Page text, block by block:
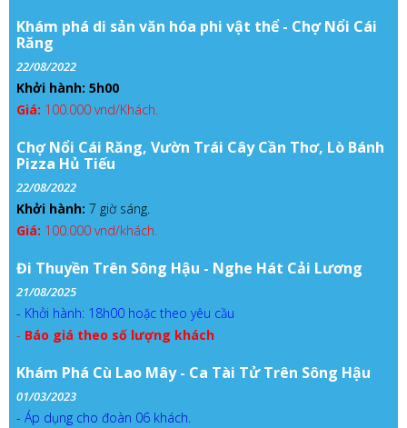
Khám phá di sản văn hóa phi vật thể - Chợ Nổi Cái
Răng
22/08/2022
Khởi hành: 5h00
Giá: 100.000 vnd/Khách.
Chợ Nổi Cái Răng, Vườn Trái Cây Cần Thơ, Lò Bánh
Pizza Hủ Tiếu
22/08/2022
Khởi hành: 7 giờ sáng.
Giá: 100.000 vnd/khách.
Đi Thuyền Trên Sông Hậu - Nghe Hát Cải Lương
21/08/2025
- Khởi hành: 18h00 hoặc theo yêu cầu
- Báo giá theo số lượng khách
Khám Phá Cù Lao Mây - Ca Tài Tử Trên Sông Hậu
01/03/2023
- Áp dụng cho đoàn 06 khách.